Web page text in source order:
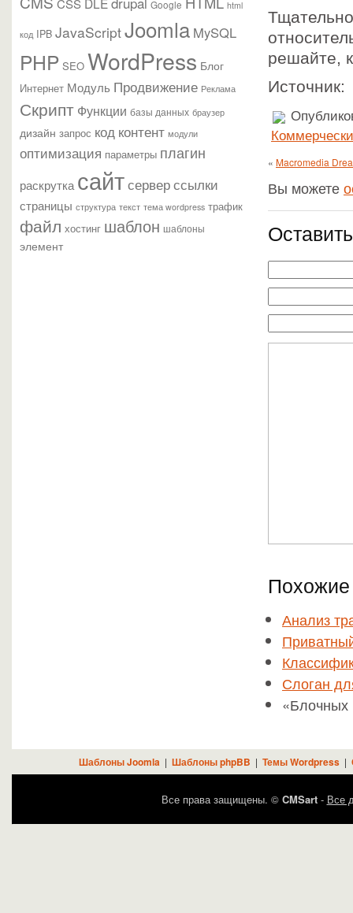
CSS Google html
код IPB JavaScriptJoomla MySQL
PHP SEO WordPress Блог
Интернет Модуль Продвижение Реклама
Скрипт Функции базы данных браузер
дизайн запрос код контент модули
оптимизация параметры плагин
раскрутка сайтсерверссылки
страницы структура текст тема wordpress трафик
файл хостинг шаблон шаблоны
элемент
решайте,
« Macromedia
Вы можете
Похожие
Анализ
Слоган
«Блочных
Шаблоны Joomla | Шаблоны phpBB | Темы Wordpress|
Все права защищены. © CMSart- Все